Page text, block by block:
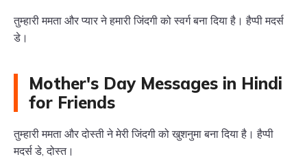
तुम्हारी ममता और प्यार ने हमारी जिंदगी को स्वर्ग बना दिया है। हैप्पी मदर्स
डे।
Mother's Day Messages in Hindi
for Friends
तुम्हारी ममता और दोस्ती ने मेरी जिंदगी को खुशनुमा बना दिया है। हैप्पी
मदर्स डे, दोस्त।